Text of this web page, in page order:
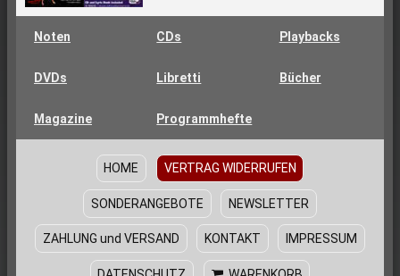
Noten CDs Playbacks
DVDs Libretti Bücher
Magazine Programmhefte
HOME VERTRAG WIDERRUFEN
SONDERANGEBOTE NEWSLETTER
ZAHLUNG und VERSAND KONTAKT IMPRESSUM